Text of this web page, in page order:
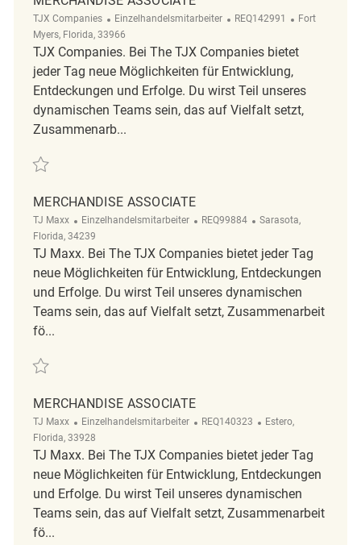
TJX Companies Kategorie
Einzelhandelsmitarbeiter ReqId
REQ142991 Ort
Fort
Myers, Florida, 33966
TJX Companies. Bei The TJX Companies bietet
jeder Tag neue Möglichkeiten für Entwicklung,
Entdeckungen und Erfolge. Du wirst Teil unseres
dynamischen Teams sein, das auf Vielfalt setzt,
Zusammenarb...
Retten Merchandise Associate REQ142991
MERCHANDISE ASSOCIATE
TJ Maxx Kategorie
Einzelhandelsmitarbeiter ReqId
REQ99884 Ort
Sarasota,
Florida, 34239
TJ Maxx. Bei The TJX Companies bietet jeder Tag
neue Möglichkeiten für Entwicklung, Entdeckungen
und Erfolge. Du wirst Teil unseres dynamischen
Teams sein, das auf Vielfalt setzt, Zusammenarbeit
fö...
Retten Merchandise Associate REQ99884
MERCHANDISE ASSOCIATE
TJ Maxx Kategorie
Einzelhandelsmitarbeiter ReqId
REQ140323 Ort
Estero,
Florida, 33928
TJ Maxx. Bei The TJX Companies bietet jeder Tag
neue Möglichkeiten für Entwicklung, Entdeckungen
und Erfolge. Du wirst Teil unseres dynamischen
Teams sein, das auf Vielfalt setzt, Zusammenarbeit
fö...